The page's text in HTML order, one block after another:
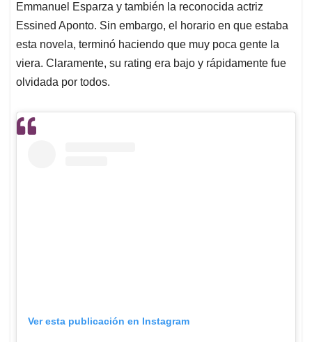
Emmanuel Esparza y también la reconocida actriz
Essined Aponto. Sin embargo, el horario en que estaba
esta novela, terminó haciendo que muy poca gente la
viera. Claramente, su rating era bajo y rápidamente fue
olvidada por todos.
Ver esta publicación en Instagram